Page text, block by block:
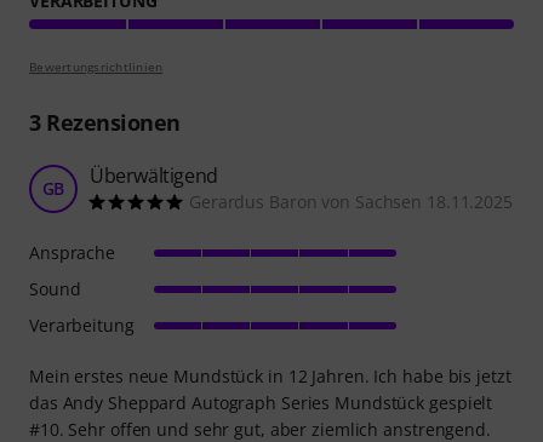
Bewertungsrichtlinien
3Rezensionen
GB Überwältigend
Gerardus Baron von Sachsen 18.11.2025
Mein erstes neue Mundstück in 12 Jahren. Ich habe bis jetzt
das Andy Sheppard Autograph Series Mundstück gespielt
#10. Sehr offen und sehr gut, aber ziemlich anstrengend.
Ansprache
Sound
Verarbeitung